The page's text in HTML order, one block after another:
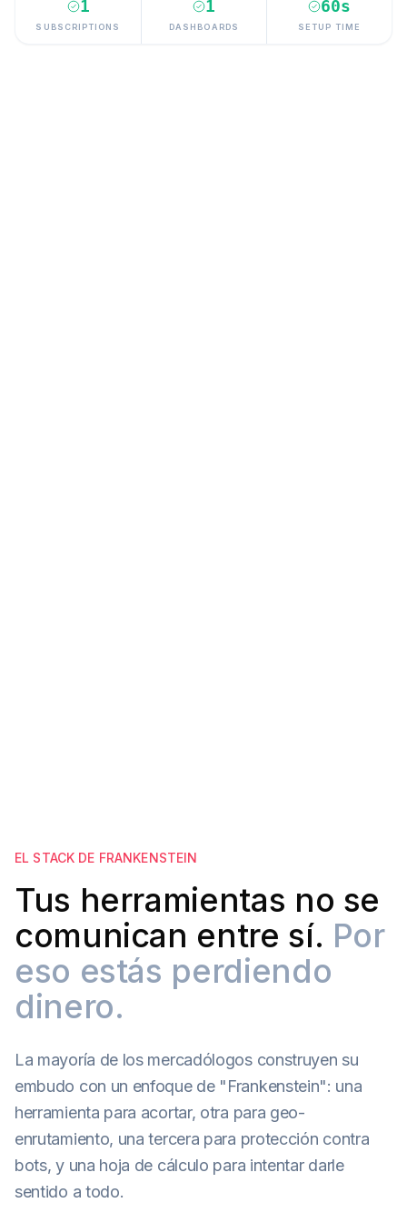
1
SUBSCRIPTIONS
1
DASHBOARDS
60s
SETUP TIME
EL STACK DE FRANKENSTEIN
Tus herramientas no se
comunican entre sí. Por
eso estás perdiendo
dinero.
La mayoría de los mercadólogos construyen su
embudo con un enfoque de "Frankenstein": una
herramienta para acortar, otra para geo-
enrutamiento, una tercera para protección contra
bots, y una hoja de cálculo para intentar darle
sentido a todo.